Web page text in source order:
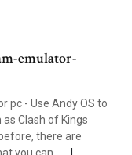
emulator-
pc - Use Andy OS to
Clash of Kings
there are